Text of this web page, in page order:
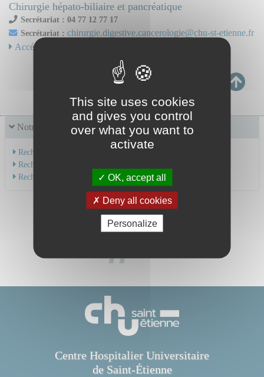
Notre offre de soins
Recherche par service
Recherche par spécialité
Recherche par médecin
Chirurgie hépato-biliaire et pancréatique
Secrétariat : 04 77 12 77 17
Secrétariat :chirurgie.digestive.cancerologie@chu-st-etienne.fr
Accéder au service
Centre Hospitalier Universitaire
de Saint-Étienne
This site uses cookies
and gives you control
over what you want to
activate
OK, accept all
Deny all cookies
Personalize